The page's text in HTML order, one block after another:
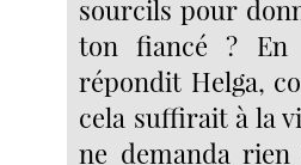
sourcils pour
ton fiancé ? En
répondit Helga,
cela suffirait à la
ne demanda